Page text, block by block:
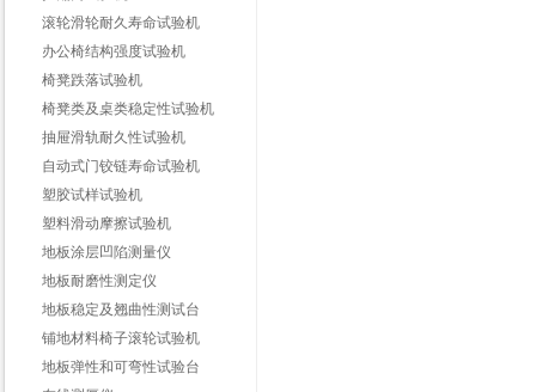
滚轮滑轮耐久寿命试验机
办公椅结构强度试验机
椅凳跌落试验机
椅凳类及桌类稳定性试验机
抽屉滑轨耐久性试验机
自动式门铰链寿命试验机
塑胶试样试验机
塑料滑动摩擦试验机
地板涂层凹陷测量仪
地板耐磨性测定仪
地板稳定及翘曲性测试台
铺地材料椅子滚轮试验机
地板弹性和可弯性试验台